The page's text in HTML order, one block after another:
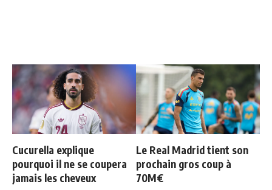
Cucurella explique
pourquoi il ne se coupera
jamais les cheveux
Le Real Madrid tient son
prochain gros coup à
70M€